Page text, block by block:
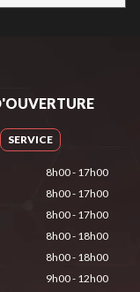
SERVICE
8h00 - 17h00
8h00 - 17h00
8h00 - 17h00
8h00 - 18h00
8h00 - 18h00
9h00 - 12h00